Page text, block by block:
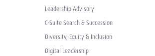
Leadership Advisory
C-Suite Search & Succession
Diversity, Equity & Inclusion
Digital Leadership